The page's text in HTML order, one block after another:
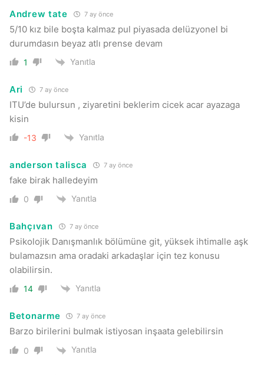
Andrew tate 7 ay önce
5/10 kız bile boşta kalmaz pul piyasada delüzyonel bi
durumdasın beyaz atlı prense devam
1 Yanıtla
Ari 7 ay önce
ITU’de bulursun , ziyaretini beklerim cicek acar ayazaga
kisin
-13 Yanıtla
anderson talisca 7 ay önce
fake birak halledeyim
0 Yanıtla
Bahçıvan 7 ay önce
Psikolojik Danışmanlık bölümüne git, yüksek ihtimalle aşk
bulamazsın ama oradaki arkadaşlar için tez konusu
olabilirsin.
14 Yanıtla
Betonarme 7 ay önce
Barzo birilerini bulmak istiyosan inşaata gelebilirsin
0 Yanıtla